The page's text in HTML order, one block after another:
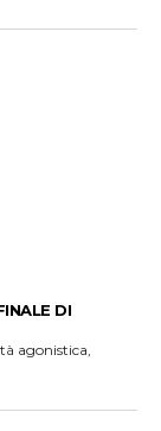
DI
agonistica,